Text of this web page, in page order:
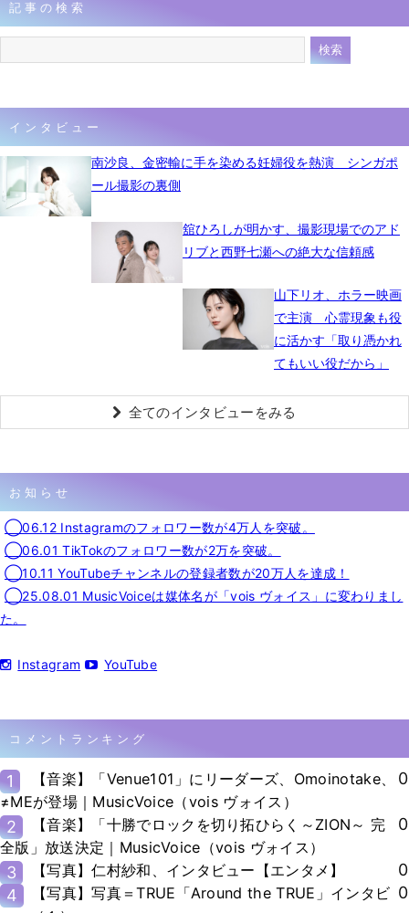
記事の検索
インタビュー
南沙良、金密輸に手を染める妊婦役を熱演 シンガポ
ール撮影の裏側
舘ひろしが明かす、撮影現場でのアド
リブと西野七瀬への絶大な信頼感
山下リオ、ホラー映画
で主演 心霊現象も役
に活かす「取り憑かれ
てもいい役だから」
全てのインタビューをみる
お知らせ
◯06.12 Instagramのフォロワー数が4万人を突破。
◯06.01 TikTokのフォロワー数が2万を突破。
◯10.11 YouTubeチャンネルの登録者数が20万人を達成！
◯25.08.01 MusicVoiceは媒体名が「vois ヴォイス」に変わりまし
た。
Instagram YouTube
コメントランキング
1
【音楽】「Venue101」にリーダーズ、Omoinotake、
≠MEが登場｜MusicVoice（vois ヴォイス）
0
2
【音楽】「十勝でロックを切り拓ひらく～ZION～ 完
全版」放送決定｜MusicVoice（vois ヴォイス）
0
3 【写真】仁村紗和、インタビュー【エンタメ】
0
4
【写真】写真＝TRUE「Around the TRUE」インタビ 0